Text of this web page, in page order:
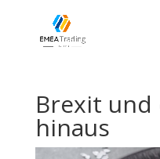
Brexit
hinaus